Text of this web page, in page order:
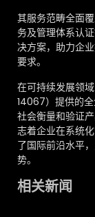
其服务范畴全面
务及管理体系认
决方案，助力企
要求。
在可持续发展领
14067）提供的
社会衡量和验证
志着企业在系统
了国际前沿水平
势。
相关新闻